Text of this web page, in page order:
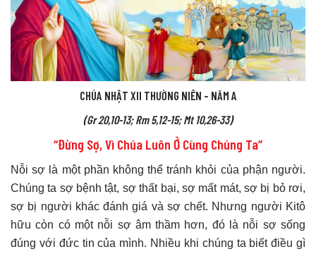
CHÚA NHẬT XII THƯỜNG NIÊN – NĂM A
(Gr 20,10-13; Rm 5,12-15; Mt 10,26-33)
“Đừng Sợ, Vì Chúa Luôn Ở Cùng Chúng Ta”
Nỗi sợ là một phần không thể tránh khỏi của phận người.
Chúng ta sợ bệnh tật, sợ thất bại, sợ mất mát, sợ bị bỏ rơi,
sợ bị người khác đánh giá và sợ chết. Nhưng người Kitô
hữu còn có một nỗi sợ âm thầm hơn, đó là nỗi sợ sống
đúng với đức tin của mình. Nhiều khi chúng ta biết điều gì